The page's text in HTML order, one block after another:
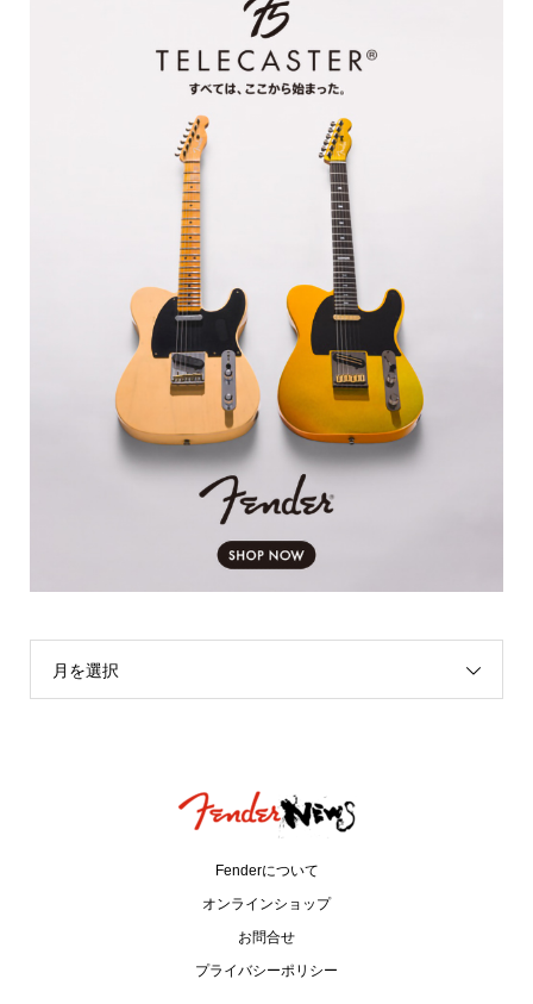
月を選択
Fenderについて
オンラインショップ
お問合せ
プライバシーポリシー